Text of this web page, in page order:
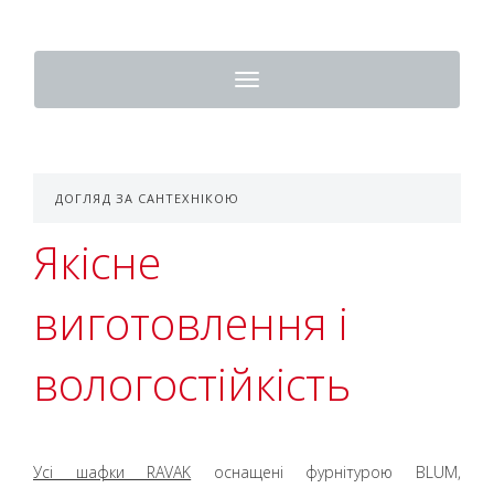
Toggle
navigation
ДОГЛЯД ЗА САНТЕХНІКОЮ
Якісне
виготовлення і
вологостійкість
Усі шафки RAVAK оснащені фурнітурою BLUM,